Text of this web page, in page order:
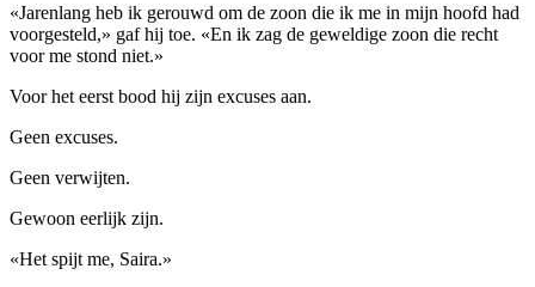
«Jarenlang heb ik gerouwd om de zoon die ik me in mijn hoofd had
voorgesteld,» gaf hij toe. «En ik zag de geweldige zoon die recht
voor me stond niet.»
Voor het eerst bood hij zijn excuses aan.
Geen excuses.
Geen verwijten.
Gewoon eerlijk zijn.
«Het spijt me, Saira.»